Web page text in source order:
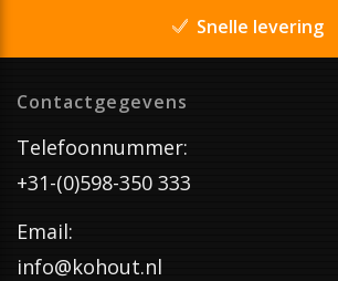
Snelle levering
Contactgegevens
Telefoonnummer:
+31-(0)598-350 333
Email:
info@kohout.nl